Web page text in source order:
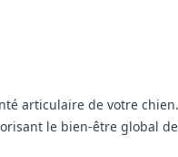
articulaire de votre
le bien-être global